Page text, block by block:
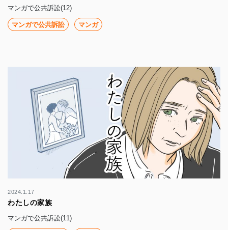
マンガで公共訴訟(12)
マンガで公共訴訟 マンガ
2024.1.17
わたしの家族
マンガで公共訴訟(11)